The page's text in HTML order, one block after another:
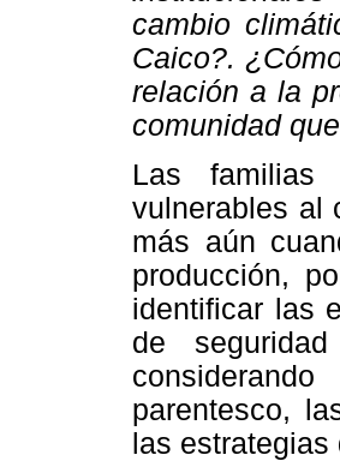
cambio
Caico?.
relación a la
comunidad
Las familias
vulnerables al
más aún
producción,
identificar las
de
parentesco,
las